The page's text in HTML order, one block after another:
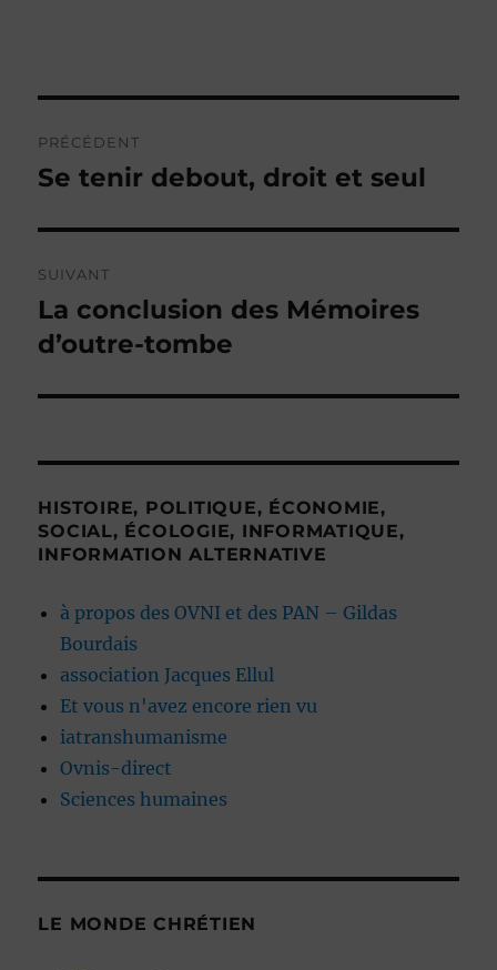
de
PRÉCÉDENT
Publication
Se tenir debout, droit et seul
SUIVANT
Publication
suivante :
La conclusion des Mémoires
d’outre-tombe
HISTOIRE, POLITIQUE, ÉCONOMIE,
SOCIAL, ÉCOLOGIE, INFORMATIQUE,
INFORMATION ALTERNATIVE
à propos des OVNI et des PAN – Gildas
Bourdais
association Jacques Ellul
Et vous n'avez encore rien vu
iatranshumanisme
Ovnis-direct
Sciences humaines
LE MONDE CHRÉTIEN